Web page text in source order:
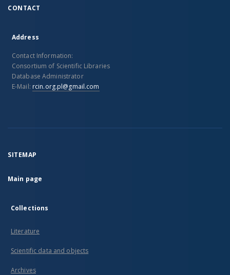
CONTACT
Address
Contact Information:
Consortium of Scientific Libraries
Database Administrator
E-Mail: rcin.org.pl@gmail.com
SITEMAP
Main page
Collections
Literature
Scientific data and objects
Archives